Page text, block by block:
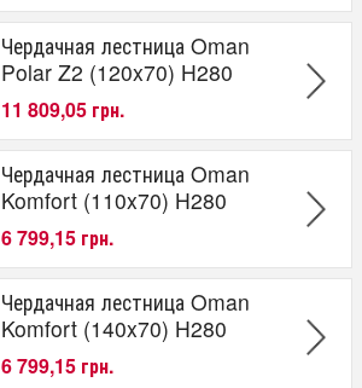
Чердачная лестница Oman
Polar Z2 (120x70) H280
11 809,05 грн.
Чердачная лестница Oman
Komfort (110x70) H280
6 799,15 грн.
Чердачная лестница Oman
Komfort (140x70) H280
6 799,15 грн.